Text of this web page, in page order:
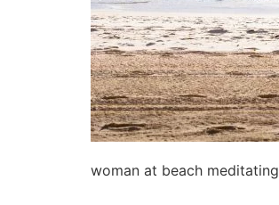
woman at beach meditating